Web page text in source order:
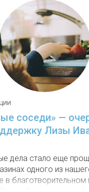
соседи» —
Лизы
дела стало еще
одного из
в благотворительном